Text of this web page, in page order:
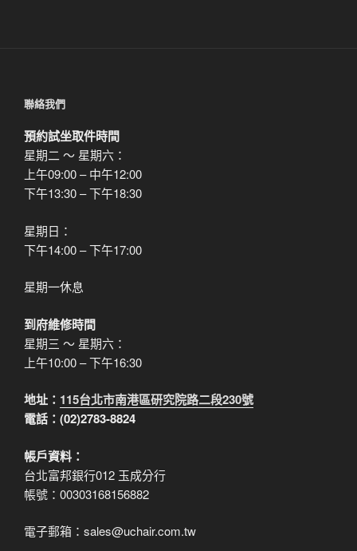
聯絡我們
預約試坐取件時間
星期二 ～ 星期六：
上午09:00 – 中午12:00
下午13:30 – 下午18:30
星期日：
下午14:00 – 下午17:00
星期一休息
到府維修時間
星期三 ～ 星期六：
上午10:00 – 下午16:30
地址： 115台北市南港區研究院路二段230號
電話：(02)2783-8824
帳戶資料：
台北富邦銀行012 玉成分行
帳號：00303168156882
電子郵箱：sales@uchair.com.tw